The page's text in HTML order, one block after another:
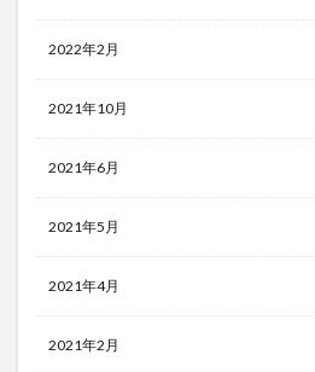
2022年2月
2021年10月
2021年6月
2021年5月
2021年4月
2021年2月